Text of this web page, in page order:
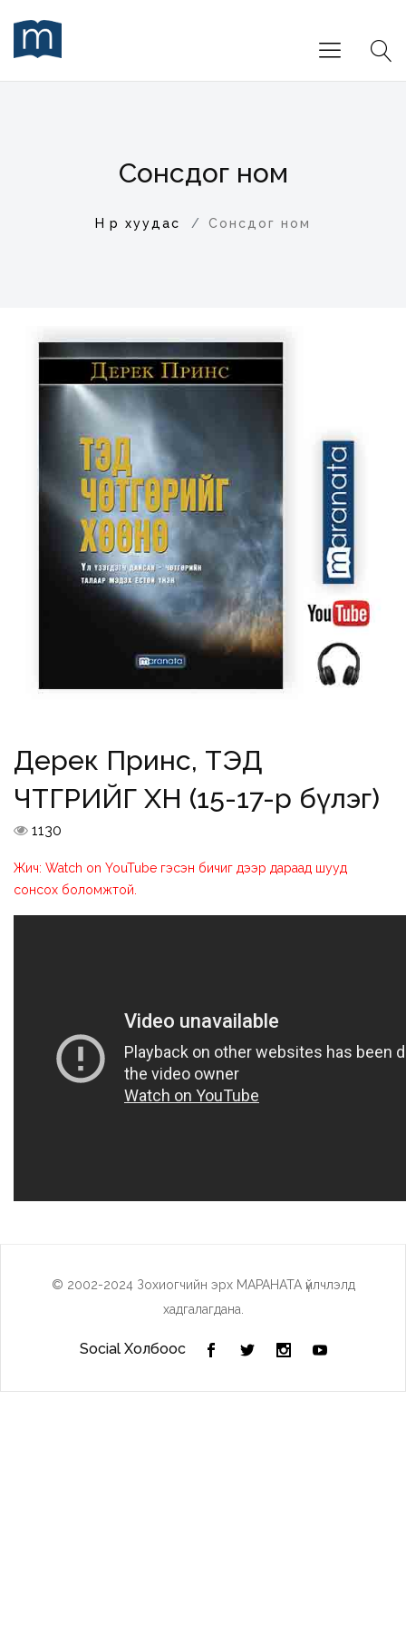
Сонсдог ном
Нүүр хуудас Сонсдог ном
Дерек Принс, ТЭД
ЧӨТГӨРИЙГ ХӨӨНӨ (15-17-р бүлэг)
1130
Жич: Watch on YouTube гэсэн бичиг дээр дараад шууд
сонсох боломжтой.
© 2002-2024 Зохиогчийн эрх МАРАНАТА үйлчлэлд
хадгалагдана.
Social Холбоос